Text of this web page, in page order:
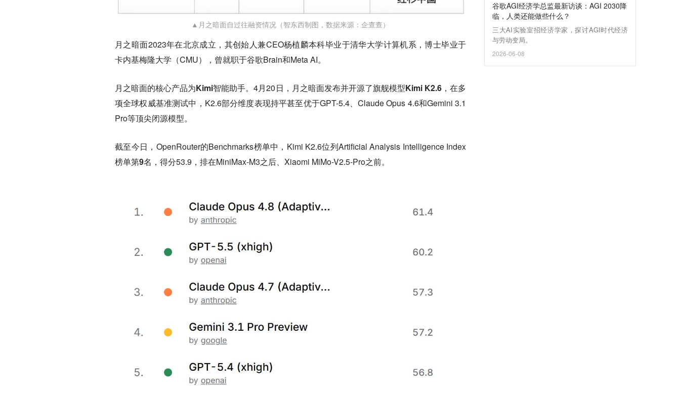
▲月之暗面自过往融资情况（智东西制图，数据来源：企查查）
月之暗面2023年在北京成立，其创始人兼CEO杨植麟本科毕业于清华大学计算机系，博士毕业于
卡内基梅隆大学（CMU），曾就职于谷歌Brain和Meta AI。
月之暗面的核心产品为Kimi智能助手。4月20日，月之暗面发布并开源了旗舰模型Kimi K2.6，在多
项全球权威基准测试中，K2.6部分维度表现持平甚至优于GPT-5.4、Claude Opus 4.6和Gemini 3.1
Pro等顶尖闭源模型。
截至今日，OpenRouter的Benchmarks榜单中，Kimi K2.6位列Artificial Analysis Intelligence Index
榜单第9名 ，得分53.9，排在MiniMax-M3之后、Xiaomi MiMo-V2.5-Pro之前。
谷歌AGI经济学总监最新访谈：AGI 2030降
临，人类还能做些什么？
三大AI实验室招经济学家，探讨AGI时代经济
与劳动变局。
2026-06-08